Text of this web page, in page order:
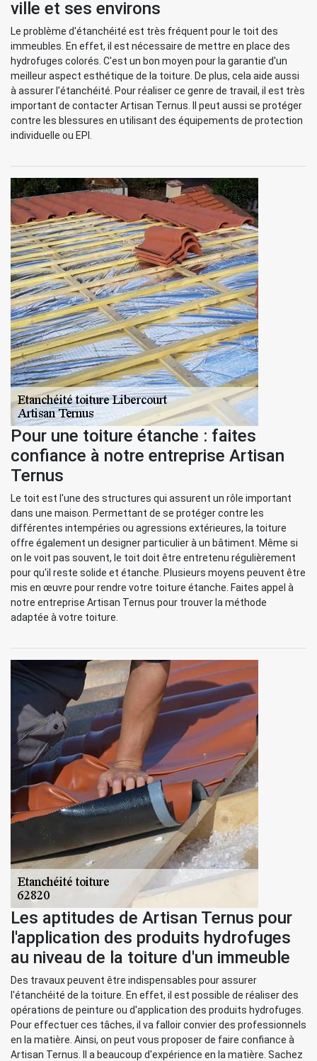
ville et ses environs
Le problème d'étanchéité est très fréquent pour le toit des
immeubles. En effet, il est nécessaire de mettre en place des
hydrofuges colorés. C'est un bon moyen pour la garantie d'un
meilleur aspect esthétique de la toiture. De plus, cela aide aussi
à assurer l'étanchéité. Pour réaliser ce genre de travail, il est très
important de contacter Artisan Ternus. Il peut aussi se protéger
contre les blessures en utilisant des équipements de protection
individuelle ou EPI.
Pour une toiture étanche : faites
confiance à notre entreprise Artisan
Ternus
Le toit est l'une des structures qui assurent un rôle important
dans une maison. Permettant de se protéger contre les
différentes intempéries ou agressions extérieures, la toiture
offre également un designer particulier à un bâtiment. Même si
on le voit pas souvent, le toit doit être entretenu régulièrement
pour qu'il reste solide et étanche. Plusieurs moyens peuvent être
mis en œuvre pour rendre votre toiture étanche. Faites appel à
notre entreprise Artisan Ternus pour trouver la méthode
adaptée à votre toiture.
Les aptitudes de Artisan Ternus pour
l'application des produits hydrofuges
au niveau de la toiture d'un immeuble
Des travaux peuvent être indispensables pour assurer
l'étanchéité de la toiture. En effet, il est possible de réaliser des
opérations de peinture ou d'application des produits hydrofuges.
Pour effectuer ces tâches, il va falloir convier des professionnels
en la matière. Ainsi, on peut vous proposer de faire confiance à
Artisan Ternus. Il a beaucoup d'expérience en la matière. Sachez